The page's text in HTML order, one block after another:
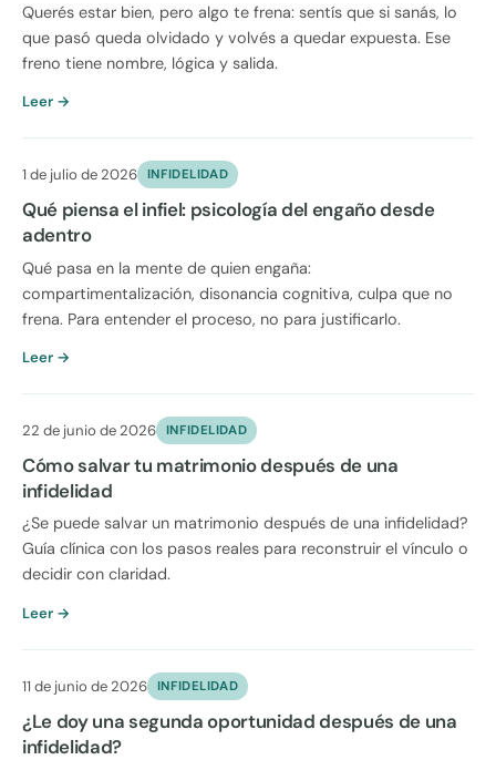
Querés estar bien, pero algo te frena: sentís que si sanás, lo
que pasó queda olvidado y volvés a quedar expuesta. Ese
freno tiene nombre, lógica y salida.
Leer →
1 de julio de 2026 INFIDELIDAD
Qué piensa el infiel: psicología del engaño desde
adentro
Qué pasa en la mente de quien engaña:
compartimentalización, disonancia cognitiva, culpa que no
frena. Para entender el proceso, no para justificarlo.
Leer →
22 de junio de 2026 INFIDELIDAD
Cómo salvar tu matrimonio después de una
infidelidad
¿Se puede salvar un matrimonio después de una infidelidad?
Guía clínica con los pasos reales para reconstruir el vínculo o
decidir con claridad.
Leer →
11 de junio de 2026 INFIDELIDAD
¿Le doy una segunda oportunidad después de una
infidelidad?